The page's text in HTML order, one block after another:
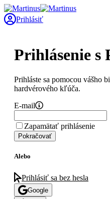
Prihlásiť
Prihlásenie s
Prihláste sa pomocou vášho
hardvérového kľúča.
E-mail
Zapamätať prihlásenie
Pokračovať
Alebo
Prihlásiť sa bez hesla
Google